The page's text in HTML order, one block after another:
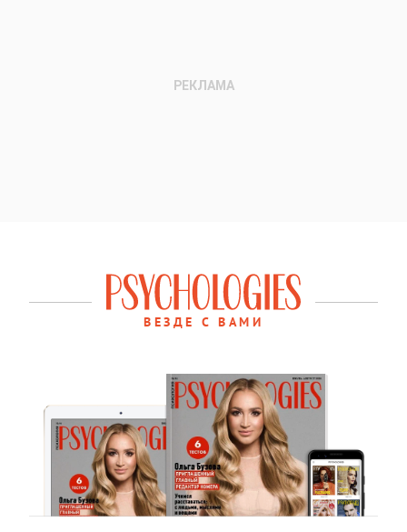
ВЕЗДЕ С ВАМИ